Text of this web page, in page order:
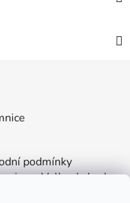
podmínky
Velkoobchod